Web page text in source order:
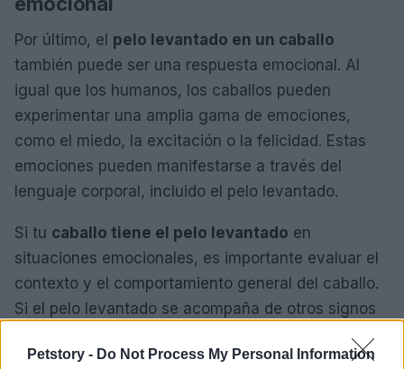
Petstory - Do Not Process My Personal Information
Por último, el pelo levantado en un caballo
también puede ser una respuesta emocional. Al
igual que los humanos, los caballos pueden
experimentar una amplia gama de emociones,
como el miedo, la excitación o la felicidad. Estas
emociones pueden manifestarse a través del
lenguaje corporal, incluido el pelo levantado.
Si tu caballo tiene el pelo levantado en
situaciones emocionales, es importante evaluar el
contexto y el comportamiento general del caballo.
Si el pelo levantado se acompaña de otros signos
esté experimentando miedo o ansiedad. En este